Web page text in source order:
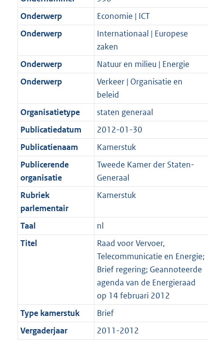
Onderwerp
Economie | ICT
Onderwerp
Internationaal | Europese
zaken
Onderwerp
Natuur en milieu | Energie
Onderwerp
Verkeer | Organisatie en
beleid
Organisatietype
staten generaal
Publicatiedatum
2012-01-30
Publicatienaam
Kamerstuk
Publicerende
organisatie
Tweede Kamer der Staten-
Generaal
Rubriek
parlementair
Kamerstuk
Taal
nl
Titel
Raad voor Vervoer,
Telecommunicatie en Energie;
Brief regering; Geannoteerde
agenda van de Energieraad
op 14 februari 2012
Type kamerstuk
Brief
Vergaderjaar
2011-2012